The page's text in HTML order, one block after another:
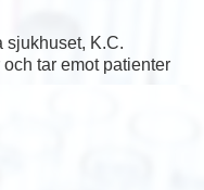
sjukhuset, K.C.
tar emot patienter